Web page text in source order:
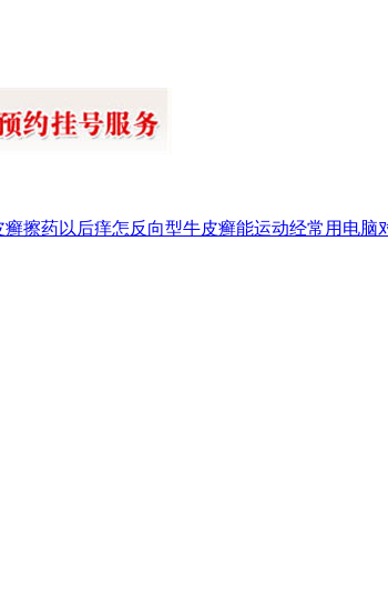
癣擦药以后痒怎反向型牛皮癣能运动经常用电脑